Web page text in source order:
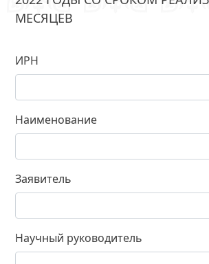
МЕСЯЦЕВ
ИРН
Наименование
Заявитель
Научный руководитель